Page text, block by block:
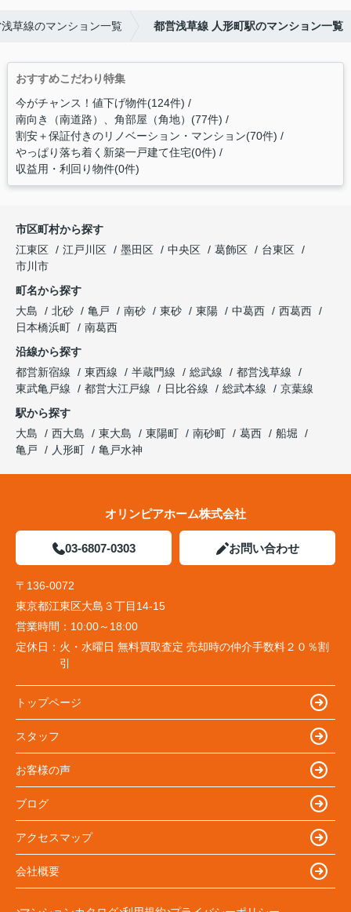
草線のマンション一覧 都営浅草線 人形町駅のマンション一覧
おすすめこだわり特集
今がチャンス！値下げ物件(124件)
南向き（南道路）、角部屋（角地）(77件)
割安＋保証付きのリノベーション・マンション(70件)
やっぱり落ち着く新築一戸建て住宅(0件)
収益用・利回り物件(0件)
市区町村から探す
江東区
江戸川区 墨田区 中央区 葛飾区
台東区
市川市
町名から探す
大島
北砂 亀戸 南砂 東砂 東陽 中葛西
西葛西
日本橋浜町
南葛西
沿線から探す
都営新宿線
東西線 半蔵門線 総武線
都営浅草線
東武亀戸線
都営大江戸線 日比谷線 総武本線
京葉線
駅から探す
大島
西大島 東大島 東陽町 南砂町 葛西
船堀
亀戸
人形町 亀戸水神
オリンピアホーム株式会社
03-6807-0303 お問い合わせ
〒136-0072
東京都江東区大島３丁目14-15
営業時間： 10:00～18:00
定休日： 火・水曜日 無料買取査定 売却時の仲介手数料２０％割
引
トップページ
スタッフ
お客様の声
ブログ
アクセスマップ
会社概要